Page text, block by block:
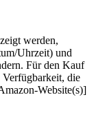
werden,
Uhrzeit) und
Für den Kauf
Verfügbarkeit, die
Website(s)]